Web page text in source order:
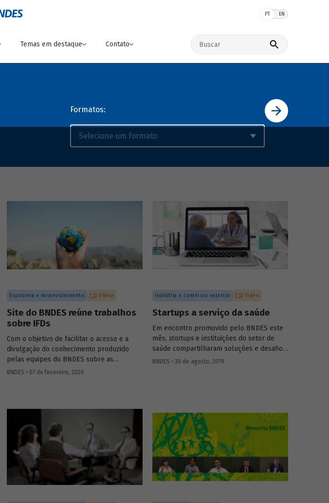
PT EN
Temas em destaque Contato
Buscar no site
Formatos:
Economia e desenvolvimento Vídeo
Site do BNDES reúne trabalhos
sobre IFDs
Com o objetivo de facilitar o acesso e a
divulgação do conhecimento produzido
pelas equipes do BNDES sobre as
instituições financeiras de desenvolvimento
BNDES • 07 de fevereiro, 2020
Indústria e comércio exterior Vídeo
Startups a serviço da saúde
Em encontro promovido pelo BNDES este
mês, startups e instituições do setor de
saúde compartilharam soluções e desafios.
O evento contou com a presença de mais
discutidas e vídeo com alguns
depoimentos do evento.
BNDES • 30 de agosto, 2019